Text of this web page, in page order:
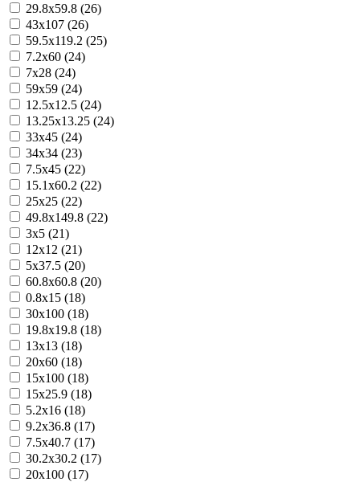
29.8x59.8 (26)
43x107 (26)
59.5x119.2 (25)
7.2x60 (24)
7x28 (24)
59x59 (24)
12.5x12.5 (24)
13.25x13.25 (24)
33x45 (24)
34x34 (23)
7.5x45 (22)
15.1x60.2 (22)
25x25 (22)
49.8x149.8 (22)
3x5 (21)
12x12 (21)
5x37.5 (20)
60.8x60.8 (20)
0.8x15 (18)
30x100 (18)
19.8x19.8 (18)
13x13 (18)
20x60 (18)
15x100 (18)
15x25.9 (18)
5.2x16 (18)
9.2x36.8 (17)
7.5x40.7 (17)
30.2x30.2 (17)
20x100 (17)